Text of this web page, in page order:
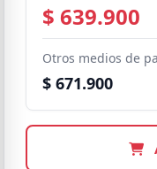
$ 639.900
Otros medios de
$ 671.900